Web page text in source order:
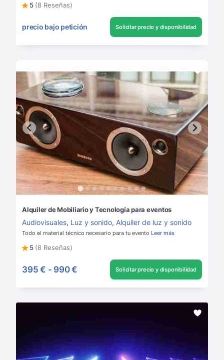
5 (8 Reseñas)
precio bajo petición Solicitar precio y disponibilidad
Alquiler de Mobiliario y Tecnología para eventos
Audiovisuales, Luz y sonido, Alquiler de luz y sonido
Todo el material técnico necesario para tu evento Leer más
5 (8 Reseñas)
395 € - 990 € Solicitar precio y disponibilidad